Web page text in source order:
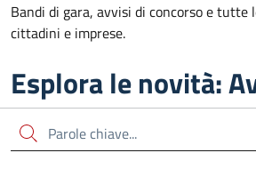
Bandi di gara, avvisi di concorso e tutte
cittadini e imprese.
Esplora le novità:
Cerca